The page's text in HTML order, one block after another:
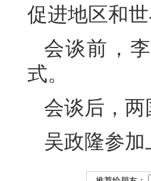
促进地区和
会谈前，
式。
会谈后，
吴政隆参加